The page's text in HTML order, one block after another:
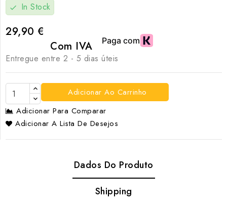
check In Stock
29,90 €
Com IVA
Entregue entre 2 - 5 dias úteis
Adicionar Ao Carrinho
Adicionar Para Comparar
Adicionar A Lista De Desejos
Dados Do Produto
Shipping